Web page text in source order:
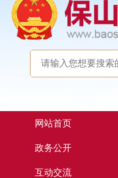
网站首页
政务公开
互动交流